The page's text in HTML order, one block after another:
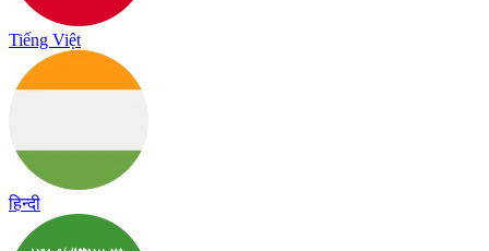
Tiếng Việt
हिन्दी